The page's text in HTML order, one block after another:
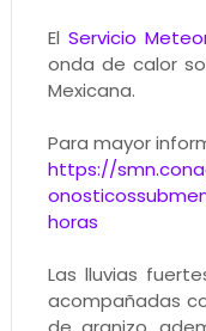
ElServicio
onda de calor
Mexicana.
Para mayor
https://
horas
Las lluvias
acompañadas